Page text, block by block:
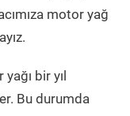
motor yağ
bir yıl
Bu durumda